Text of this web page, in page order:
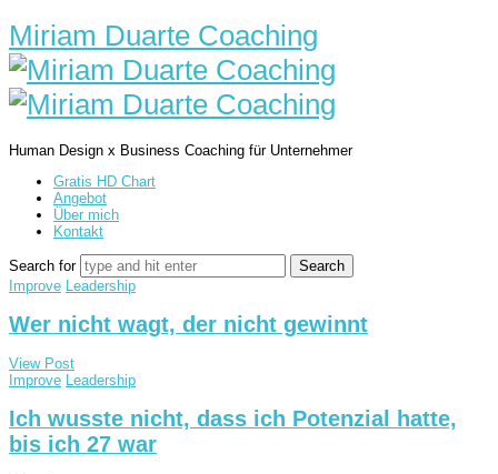
Miriam Duarte Coaching
Human Design x Business Coaching für Unternehmer
Gratis HD Chart
Angebot
Über mich
Kontakt
Search for
Improve
Leadership
Wer nicht wagt, der nicht gewinnt
View Post
Improve Leadership
Ich wusste nicht, dass ich Potenzial hatte,
bis ich 27 war